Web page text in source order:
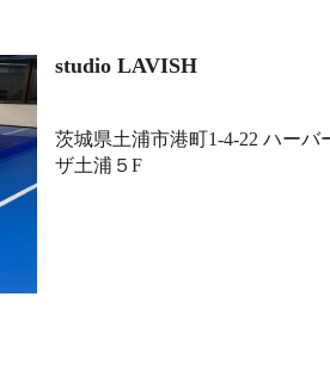
studio LAVISH
茨城県土浦市港町1-4-22 ハーバ
ザ土浦５F